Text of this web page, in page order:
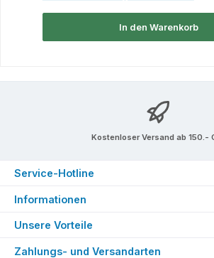
In den Warenkorb
Kostenloser Versand ab 150.-
Service-Hotline
Informationen
Unsere Vorteile
Zahlungs- und Versandarten